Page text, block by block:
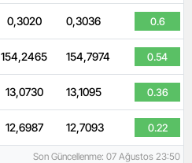
0,3020 0,3036 0.6
154,2465 154,7974 0.54
13,0730 13,1095 0.36
12,6987 12,7093 0.22
Son Güncellenme: 07 Ağustos 23:50